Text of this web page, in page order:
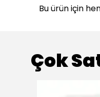
Bu ürün için
Çok